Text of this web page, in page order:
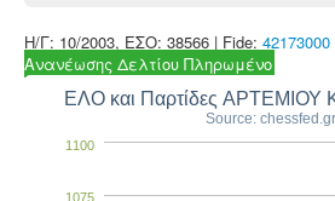
Η/Γ: 10/2003, ΕΣΟ: 38566 | Fide: 42173000
Ανανέωσης Δελτίου Πληρωμένο
ΕΛΟ και Παρτίδες
Source: chessfed.gr
1075
1100